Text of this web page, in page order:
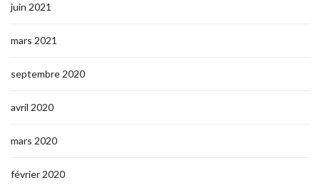
juin 2021
mars 2021
septembre 2020
avril 2020
mars 2020
février 2020